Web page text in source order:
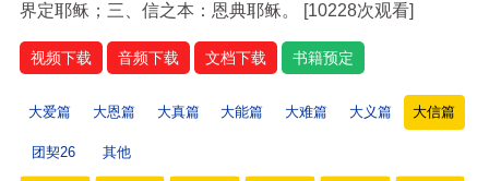
界定耶稣；三、信之本：恩典耶稣。 [10228次观看]
视频下载 音频下载 文档下载 书籍预定
大爱篇 大恩篇 大真篇 大能篇 大难篇 大义篇 大信篇
团契26 其他